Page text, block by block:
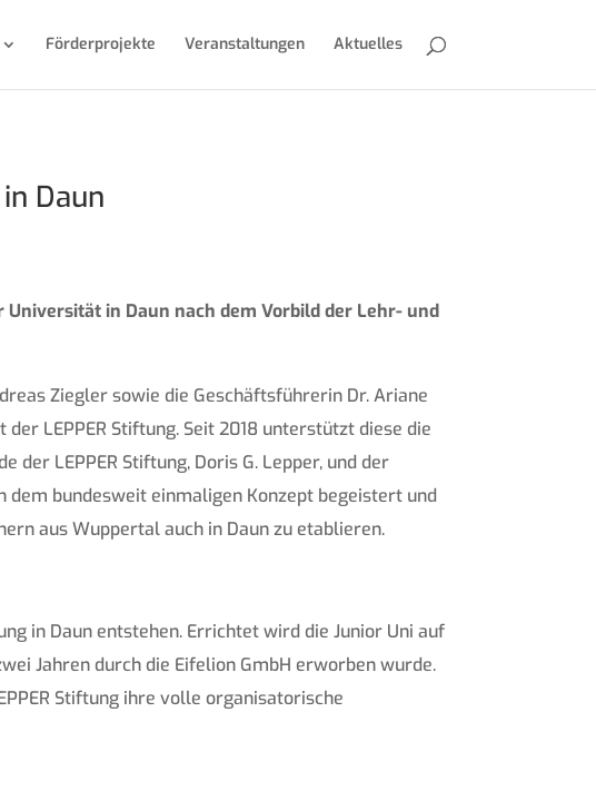
Förderprojekte Veranstaltungen Aktuelles
Daun
in Daun nach dem Vorbild der Lehr- und
Ziegler sowie die Geschäftsführerin Dr. Ariane
LEPPER Stiftung. Seit 2018 unterstützt diese die
LEPPER Stiftung, Doris G. Lepper, und der
dem bundesweit einmaligen Konzept begeistert und
aus Wuppertal auch in Daun zu etablieren.
in Daun entstehen. Errichtet wird die Junior Uni auf
Jahren durch die Eifelion GmbH erworben wurde.
Stiftung ihre volle organisatorische